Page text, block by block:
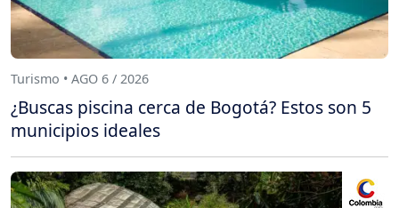
Turismo • AGO 6 / 2026
¿Buscas piscina cerca de Bogotá? Estos son 5
municipios ideales